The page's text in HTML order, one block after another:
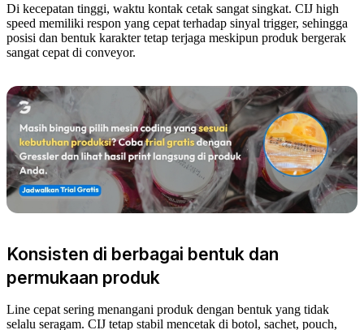
Di kecepatan tinggi, waktu kontak cetak sangat singkat. CIJ high
speed memiliki respon yang cepat terhadap sinyal trigger, sehingga
posisi dan bentuk karakter tetap terjaga meskipun produk bergerak
sangat cepat di conveyor.
Konsisten di berbagai bentuk dan
permukaan produk
Line cepat sering menangani produk dengan bentuk yang tidak
selalu seragam. CIJ tetap stabil mencetak di botol, sachet, pouch,